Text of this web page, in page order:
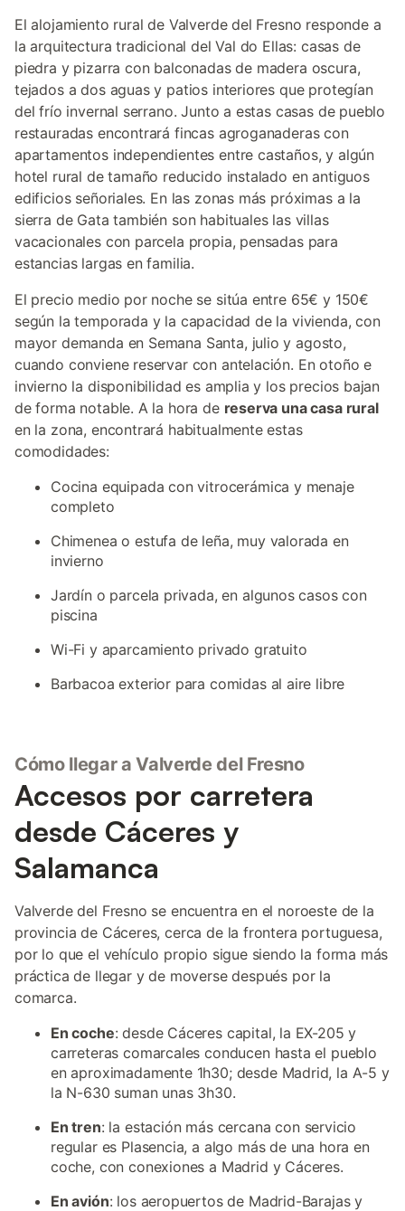
El alojamiento rural de Valverde del Fresno responde a
la arquitectura tradicional del Val do Ellas: casas de
piedra y pizarra con balconadas de madera oscura,
tejados a dos aguas y patios interiores que protegían
del frío invernal serrano. Junto a estas casas de pueblo
restauradas encontrará fincas agroganaderas con
apartamentos independientes entre castaños, y algún
hotel rural de tamaño reducido instalado en antiguos
edificios señoriales. En las zonas más próximas a la
sierra de Gata también son habituales las villas
vacacionales con parcela propia, pensadas para
estancias largas en familia.
El precio medio por noche se sitúa entre 65€ y 150€
según la temporada y la capacidad de la vivienda, con
mayor demanda en Semana Santa, julio y agosto,
cuando conviene reservar con antelación. En otoño e
invierno la disponibilidad es amplia y los precios bajan
de forma notable. A la hora de reserva una casa rural
en la zona, encontrará habitualmente estas
comodidades:
Cocina equipada con vitrocerámica y menaje
completo
Chimenea o estufa de leña, muy valorada en
invierno
Jardín o parcela privada, en algunos casos con
piscina
Wi-Fi y aparcamiento privado gratuito
Barbacoa exterior para comidas al aire libre
Cómo llegar a Valverde del Fresno
Accesos por carretera
desde Cáceres y
Salamanca
Valverde del Fresno se encuentra en el noroeste de la
provincia de Cáceres, cerca de la frontera portuguesa,
por lo que el vehículo propio sigue siendo la forma más
práctica de llegar y de moverse después por la
comarca.
En coche: desde Cáceres capital, la EX-205 y
carreteras comarcales conducen hasta el pueblo
en aproximadamente 1h30; desde Madrid, la A-5 y
la N-630 suman unas 3h30.
En tren: la estación más cercana con servicio
regular es Plasencia, a algo más de una hora en
coche, con conexiones a Madrid y Cáceres.
En avión: los aeropuertos de Madrid-Barajas y